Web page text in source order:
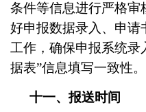
条件等信息进行严格审
好申报数据录入、申请
工作，确保申报系统录
据表”信息填写一致性。
十一、报送时间